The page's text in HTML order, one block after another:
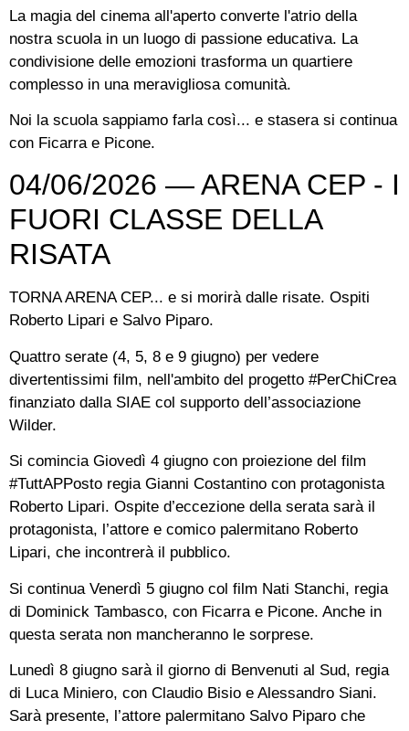
La magia del cinema all'aperto converte l'atrio della
nostra scuola in un luogo di passione educativa. La
condivisione delle emozioni trasforma un quartiere
complesso in una meravigliosa comunità.
Noi la scuola sappiamo farla così... e stasera si continua
con Ficarra e Picone.
04/06/2026 — ARENA CEP - I
FUORI CLASSE DELLA
RISATA
TORNA ARENA CEP... e si morirà dalle risate. Ospiti
Roberto Lipari e Salvo Piparo.
Quattro serate (4, 5, 8 e 9 giugno) per vedere
divertentissimi film, nell'ambito del progetto #PerChiCrea
finanziato dalla SIAE col supporto dell’associazione
Wilder.
Si comincia Giovedì 4 giugno con proiezione del film
#TuttAPPosto regia Gianni Costantino con protagonista
Roberto Lipari. Ospite d’eccezione della serata sarà il
protagonista, l’attore e comico palermitano Roberto
Lipari, che incontrerà il pubblico.
Si continua Venerdì 5 giugno col film Nati Stanchi, regia
di Dominick Tambasco, con Ficarra e Picone. Anche in
questa serata non mancheranno le sorprese.
Lunedì 8 giugno sarà il giorno di Benvenuti al Sud, regia
di Luca Miniero, con Claudio Bisio e Alessandro Siani.
Sarà presente, l’attore palermitano Salvo Piparo che